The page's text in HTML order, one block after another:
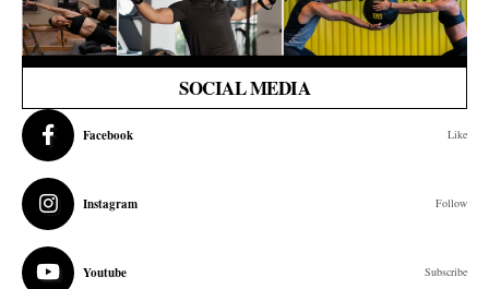
SOCIAL MEDIA
Facebook Like
Instagram Follow
Youtube Subscribe